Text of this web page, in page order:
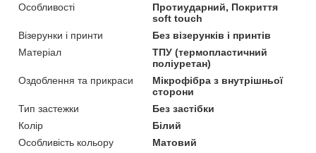
Особливості
Протиударний, Покриття
soft touch
Візерунки і принти
Без візерунків і принтів
Матеріал
ТПУ (термопластичний
поліуретан)
Оздоблення та прикраси
Мікрофібра з внутрішньої
сторони
Тип застежки
Без застібки
Колір
Білий
Особливість кольору
Матовий